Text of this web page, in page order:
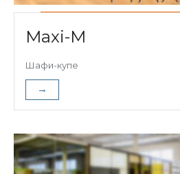
Maxi-M
Шафи-купе
→